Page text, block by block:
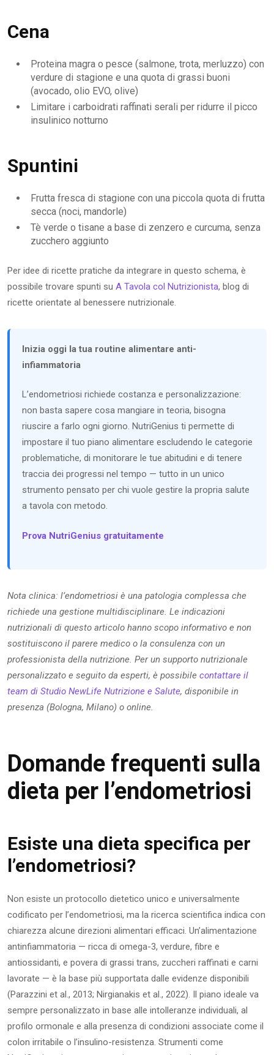
Cena
Proteina magra o pesce (salmone, trota, merluzzo) con
verdure di stagione e una quota di grassi buoni
(avocado, olio EVO, olive)
Limitare i carboidrati raffinati serali per ridurre il picco
insulinico notturno
Spuntini
Frutta fresca di stagione con una piccola quota di frutta
secca (noci, mandorle)
Tè verde o tisane a base di zenzero e curcuma, senza
zucchero aggiunto
Per idee di ricette pratiche da integrare in questo schema, è
possibile trovare spunti su A Tavola col Nutrizionista, blog di
ricette orientate al benessere nutrizionale.
Inizia oggi la tua routine alimentare anti-
infiammatoria
L’endometriosi richiede costanza e personalizzazione:
non basta sapere cosa mangiare in teoria, bisogna
riuscire a farlo ogni giorno. NutriGenius ti permette di
impostare il tuo piano alimentare escludendo le categorie
problematiche, di monitorare le tue abitudini e di tenere
traccia dei progressi nel tempo — tutto in un unico
strumento pensato per chi vuole gestire la propria salute
a tavola con metodo.
Prova NutriGenius gratuitamente
Nota clinica: l’endometriosi è una patologia complessa che
richiede una gestione multidisciplinare. Le indicazioni
nutrizionali di questo articolo hanno scopo informativo e non
sostituiscono il parere medico o la consulenza con un
professionista della nutrizione. Per un supporto nutrizionale
personalizzato e seguito da esperti, è possibile contattare il
team di Studio NewLife Nutrizione e Salute, disponibile in
presenza (Bologna, Milano) o online.
Domande frequenti sulla
dieta per l’endometriosi
Esiste una dieta specifica per
l’endometriosi?
Non esiste un protocollo dietetico unico e universalmente
codificato per l’endometriosi, ma la ricerca scientifica indica con
chiarezza alcune direzioni alimentari efficaci. Un’alimentazione
antinfiammatoria — ricca di omega-3, verdure, fibre e
antiossidanti, e povera di grassi trans, zuccheri raffinati e carni
lavorate — è la base più supportata dalle evidenze disponibili
(Parazzini et al., 2013; Nirgianakis et al., 2022). Il piano ideale va
sempre personalizzato in base alle intolleranze individuali, al
profilo ormonale e alla presenza di condizioni associate come il
colon irritabile o l’insulino-resistenza. Strumenti come